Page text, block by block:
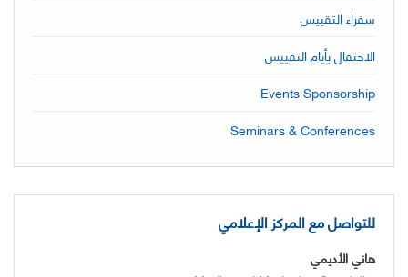
سفراء التقييس
الاحتفال بأيام التقييس
Events Sponsorship
Seminars & Conferences
للتواصل مع المركز الإعلامي
هاني الأديمي